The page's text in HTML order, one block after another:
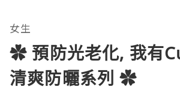
女生
✿ 預防光老化, 我有
清爽防曬系列 ✿